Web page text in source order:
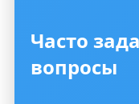
Часто
вопросы